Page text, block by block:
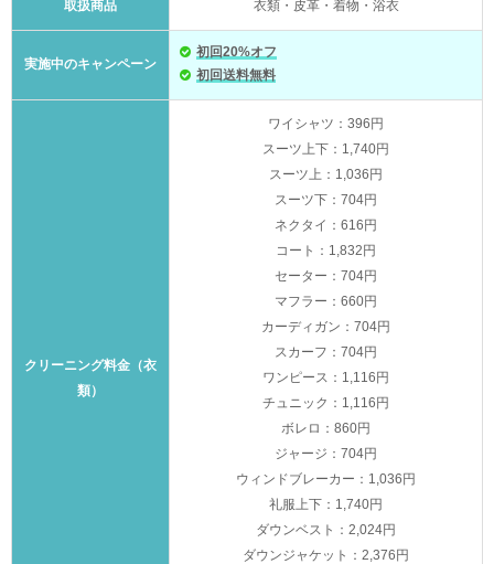
取扱商品 衣類・皮革・着物・浴衣
実施中のキャンペーン
初回20%オフ
初回送料無料
クリーニング料金（衣
類）
ワイシャツ：396円
スーツ上下：1,740円
スーツ上：1,036円
スーツ下：704円
ネクタイ：616円
コート：1,832円
セーター：704円
マフラー：660円
カーディガン：704円
スカーフ：704円
ワンピース：1,116円
チュニック：1,116円
ボレロ：860円
ジャージ：704円
ウィンドブレーカー：1,036円
礼服上下：1,740円
ダウンベスト：2,024円
ダウンジャケット：2,376円